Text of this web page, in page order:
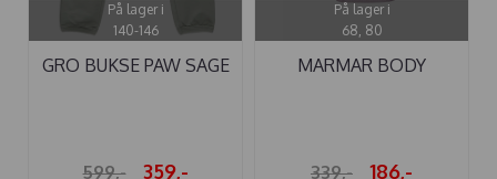
På lager i
140-146
GRO BUKSE PAW SAGE
599,- 359,-
På lager i
68, 80
MARMAR BODY
339,- 186,-